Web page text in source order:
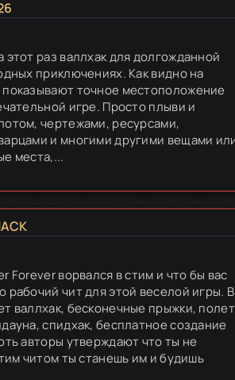
раз валлхак для долгожданной
приключениях. Как видно на
точное местоположение
игре. Просто плыви и
чертежами, ресурсами,
и многими другими вещами
места,...
Forever ворвался в стим и что бы вас
рабочий чит для этой веселой игры. В
валлхак, бесконечные прыжки,
спидхак, бесплатное создание
авторы утверждают что ты не
читом ты станешь им и будишь